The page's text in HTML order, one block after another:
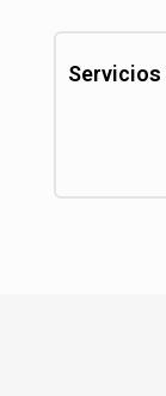
Servicios